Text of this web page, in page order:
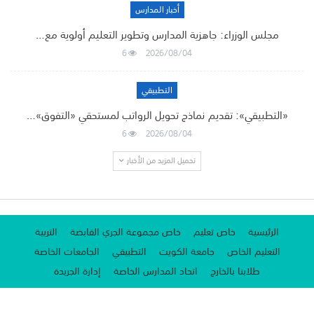
أخبار المدارس
مجلس الوزراء: جاهزية المدارس وتطوير التعليم أولوية مع…
2026/08/04
6
التطبيقي
«التطبيقي»: تقديم نماذج تحويل الرواتب لمستحقي «التفوق»…
2026/08/04
6
تحميل المزيد من الأخبار
الرئيسية خاص تعليم خاص مجموعة الجري القابضة
التربية
التعليم الخاص
جامعة الكويت التطبيقي
الجامعات الخاصة
طلابنا بالخارج
اتحاد المدارس الخاصة إدارة الجريدة